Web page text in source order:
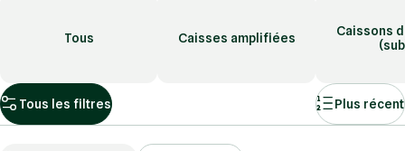
Tous Caisses amplifiées
Caissons
Tous les filtres Plus récent